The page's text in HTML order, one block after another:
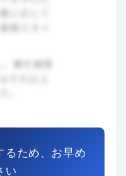
るため、お早め
い